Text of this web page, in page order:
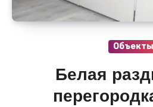
Объекты
Белая